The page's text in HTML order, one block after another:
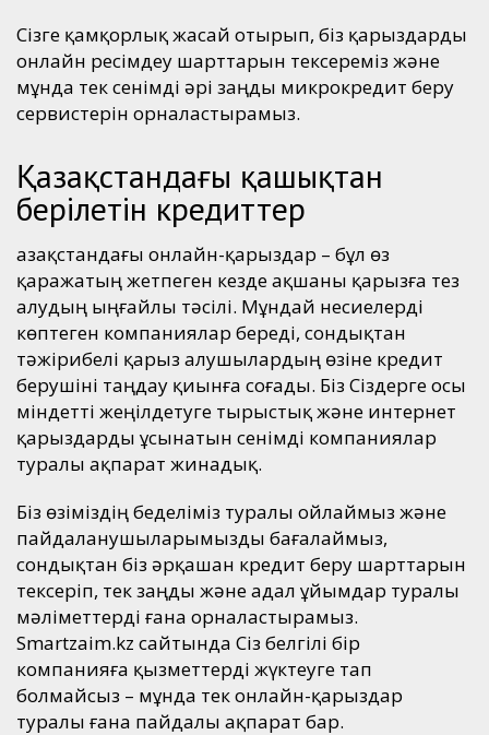
Сізге қамқорлық жасай отырып, біз қарыздарды
онлайн ресімдеу шарттарын тексереміз және
мұнда тек сенімді әрі заңды микрокредит беру
сервистерін орналастырамыз.
Қазақстандағы қашықтан
берілетін кредиттер
Қазақстандағы онлайн-қарыздар – бұл өз
қаражатың жетпеген кезде ақшаны қарызға тез
алудың ыңғайлы тәсілі. Мұндай несиелерді
көптеген компаниялар береді, сондықтан
тәжірибелі қарыз алушылардың өзіне кредит
берушіні таңдау қиынға соғады. Біз Сіздерге осы
міндетті жеңілдетуге тырыстық және интернет
қарыздарды ұсынатын сенімді компаниялар
туралы ақпарат жинадық.
Біз өзіміздің беделіміз туралы ойлаймыз және
пайдаланушыларымызды бағалаймыз,
сондықтан біз әрқашан кредит беру шарттарын
тексеріп, тек заңды және адал ұйымдар туралы
мәліметтерді ғана орналастырамыз.
Smartzaim.kz сайтында Сіз белгілі бір
компанияға қызметтерді жүктеуге тап
болмайсыз – мұнда тек онлайн-қарыздар
туралы ғана пайдалы ақпарат бар.